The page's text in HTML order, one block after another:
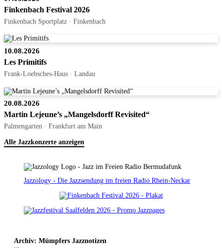
Finkenbach Festival 2026
Finkenbach Sportplatz · Finkenbach
10.08.2026
Les Primitifs
Frank-Loebsches-Haus · Landau
20.08.2026
Martin Lejeune’s „Mangelsdorff Revisited“
Palmengarten · Frankfurt am Main
Alle Jazzkonzerte anzeigen
Jazzology - Die Jazzsendung im freien Radio Rhein-Neckar
Archiv: Mümpfers Jazznotizen